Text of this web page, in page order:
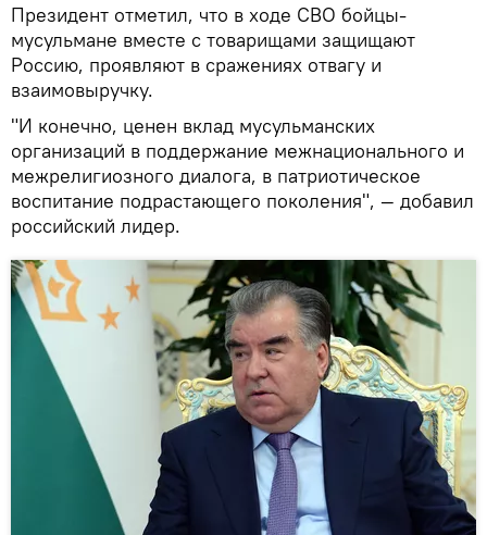
Президент отметил, что в ходе СВО бойцы-
мусульмане вместе с товарищами защищают
Россию, проявляют в сражениях отвагу и
взаимовыручку.
"И конечно, ценен вклад мусульманских
организаций в поддержание межнационального и
межрелигиозного диалога, в патриотическое
воспитание подрастающего поколения", — добавил
российский лидер.